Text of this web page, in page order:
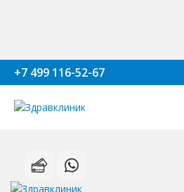
+7 499 116-52-67